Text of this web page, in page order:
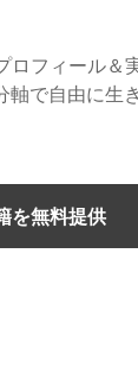
ロフィール＆
軸で自由に生
を無料提供